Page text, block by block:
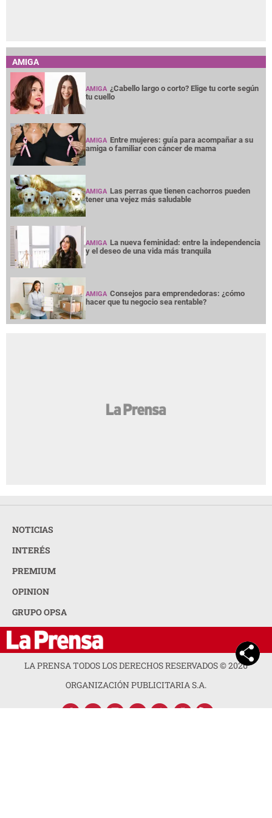
AMIGA
AMIGA ¿Cabello largo o corto? Elige tu corte según
tu cuello
AMIGA Entre mujeres: guía para acompañar a su
amiga o familiar con cáncer de mama
AMIGA Las perras que tienen cachorros pueden
tener una vejez más saludable
AMIGA La nueva feminidad: entre la independencia
y el deseo de una vida más tranquila
AMIGA Consejos para emprendedoras: ¿cómo
hacer que tu negocio sea rentable?
NOTICIAS
INTERÉS
PREMIUM
OPINION
GRUPO OPSA
LA PRENSA TODOS LOS DERECHOS RESERVADOS ©2026
ORGANIZACIÓN PUBLICITARIA S.A.